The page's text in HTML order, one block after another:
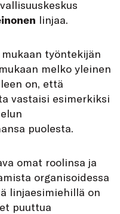
linjaa.
työntekijän
melko yleinen
on, että
vastaisi esimerkiksi
puolesta.
omat roolinsa ja
organisoidessa
linjaesimiehillä on
puuttua